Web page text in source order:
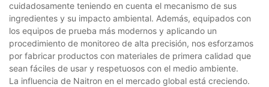
cuidadosamente teniendo en cuenta el mecanismo de sus
ingredientes y su impacto ambiental. Además, equipados con
los equipos de prueba más modernos y aplicando un
procedimiento de monitoreo de alta precisión, nos esforzamos
por fabricar productos con materiales de primera calidad que
sean fáciles de usar y respetuosos con el medio ambiente.
La influencia de Naitron en el mercado global está creciendo.